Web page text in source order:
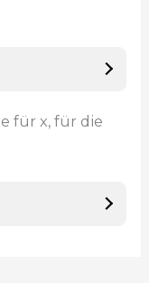
für x, für die